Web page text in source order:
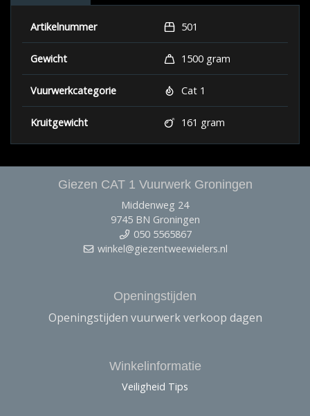
Artikelnummer 501
Gewicht 1500 gram
Vuurwerkcategorie Cat 1
Kruitgewicht 161 gram
Giezen CAT 1 Vuurwerk Groningen
Middenweg 24
9745 BN Groningen
050 5565867
winkel@giezentweewielers.nl
Openingstijden
Openingstijden vuurwerk verkoop dagen
Winkelinformatie
Veiligheid Tips